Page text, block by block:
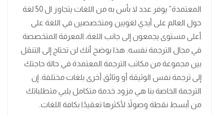
المعتمدة” يوفر عدد لا بأس به من اللغات يتجاوز ال 50 لغة
حول العالم على أيدي لغويين ومتخصصين في اللغة على
أعلى مستوى يجمعون إلى جانب اللغة، المعرفة المتخصصة
في مجال الترجمة نفسه. هذا يوضح أنك لن تحتاج إلى التنقل
بين مجموعة من مكاتب الترجمة المعتمدة في حالة حاجتك
إلى ترجمة نفس الوثيقة أو وثائق أخرى بلغات مختلفة. إن
الترجمة الخاصة بنا هي مزود خدمة متكامل يلبي متطلباتك
من أبسط نقطة وصولاً لأكثرها تعقيدًا بكافة اللغات.